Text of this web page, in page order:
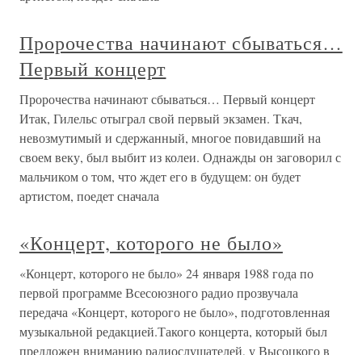
Пророчества начинают сбываться…
Первый концерт
Пророчества начинают сбываться… Первый концерт
Итак, Гилельс отыграл свой первый экзамен. Ткач,
невозмутимый и сдержанный, многое повидавший на
своем веку, был выбит из колеи. Однажды он заговорил с
мальчиком о том, что ждет его в будущем: он будет
артистом, поедет сначала
«Концерт, которого не было»
«Концерт, которого не было» 24 января 1988 года по
первой программе Всесоюзного радио прозвучала
передача «Концерт, которого не было», подготовленная
музыкальной редакцией.Такого концерта, который был
предложен вниманию радиослушателей, у Высоцкого в